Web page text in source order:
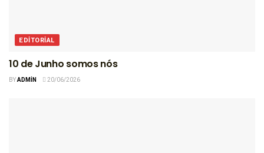
EDITORIAL
10 de Junho somos nós
BYADMIN 20/06/2026